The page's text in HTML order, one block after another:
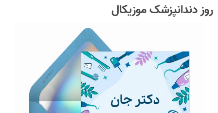
روز دندانپزشک موزیکال